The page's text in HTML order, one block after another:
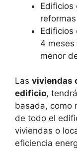
Edificios
Edificios
4 meses
menor
Las viviendas
edificio,
basada, como
de todo el
viviendas o
eficiencia